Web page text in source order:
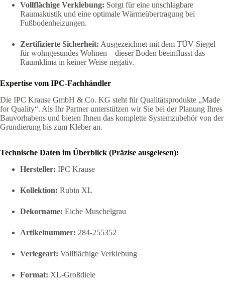
Vollflächige Verklebung: Sorgt für eine unschlagbare
Raumakustik und eine optimale Wärmeübertragung bei
Fußbodenheizungen.
Zertifizierte Sicherheit: Ausgezeichnet mit dem TÜV-Siegel
für wohngesundes Wohnen – dieser Boden beeinflusst das
Raumklima in keiner Weise negativ.
Expertise vom IPC-Fachhändler
Die IPC Krause GmbH & Co. KG steht für Qualitätsprodukte „Made
for Quality“. Als Ihr Partner unterstützen wir Sie bei der Planung Ihres
Bauvorhabens und bieten Ihnen das komplette Systemzubehör von der
Grundierung bis zum Kleber an.
Technische Daten im Überblick (Präzise ausgelesen):
Hersteller: IPC Krause
Kollektion: Rubin XL
Dekorname: Eiche Muschelgrau
Artikelnummer: 284-255352
Verlegeart: Vollflächige Verklebung
Format: XL-Großdiele